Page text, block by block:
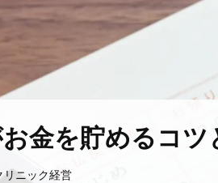
お金を貯めるコツ
リニック経営